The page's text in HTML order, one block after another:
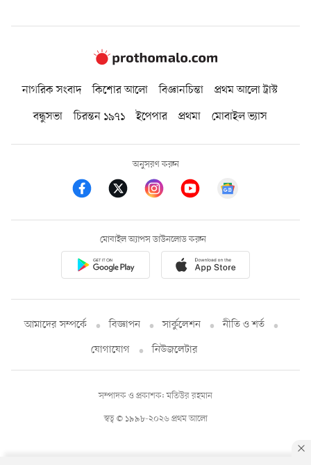
নাগরিক সংবাদ কিশোর আলো বিজ্ঞানচিন্তা
প্রথম আলো ট্রাস্ট
বন্ধুসভা
চিরন্তন ১৯৭১ ইপেপার প্রথমা মোবাইল ভ্যাস
অনুসরণ করুন
মোবাইল অ্যাপস ডাউনলোড করুন
আমাদের সম্পর্কে বিজ্ঞাপন সার্কুলেশন
নীতি ও শর্ত
যোগাযোগ
নিউজলেটার
স্বত্ব © ১৯৯৮-২০২৬ প্রথম আলো
সম্পাদক ও প্রকাশক: মতিউর রহমান